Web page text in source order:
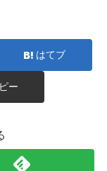
はてブ
ー